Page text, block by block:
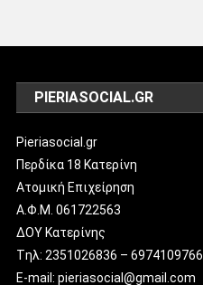
PIERIASOCIAL.GR
Pieriasocial.gr
Περδίκα 18 Κατερίνη
Ατομική Επιχείρηση
Α.Φ.Μ. 061722563
ΔΟΥ Κατερίνης
Tηλ: 2351026836 – 6974109766
E-mail: pieriasocial@gmail.com